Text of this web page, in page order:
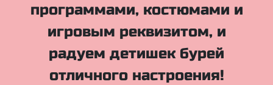
программами, костюмами и
игровым реквизитом, и
радуем детишек бурей
отличного настроения!